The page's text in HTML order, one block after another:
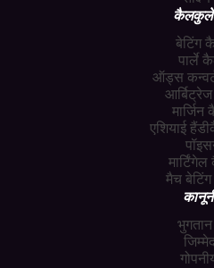
बेटिंग
पार्ले
ऑड्स
एशियाई
मैच